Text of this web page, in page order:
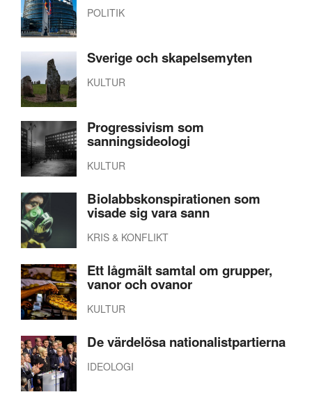
POLITIK
Sverige och skapelsemyten
KULTUR
Progressivism som
sanningsideologi
KULTUR
Biolabbskonspirationen som
visade sig vara sann
KRIS & KONFLIKT
Ett lågmält samtal om grupper,
vanor och ovanor
KULTUR
De värdelösa nationalistpartierna
IDEOLOGI